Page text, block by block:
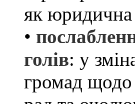
як юридична
•
голів: у
громад щодо